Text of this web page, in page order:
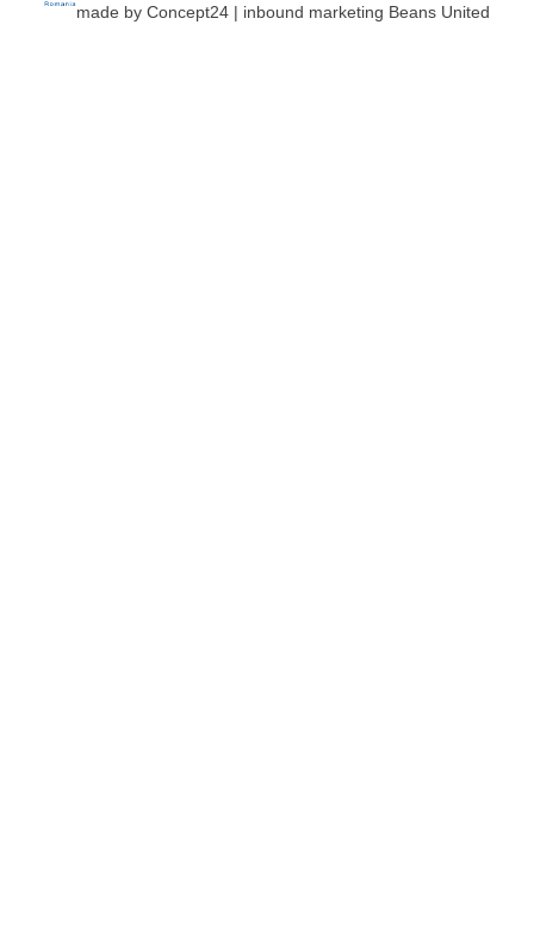
made by Concept24| inbound marketing Beans United